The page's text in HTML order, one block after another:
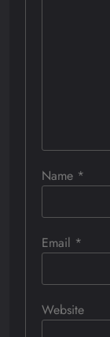
Name *
Email *
Website